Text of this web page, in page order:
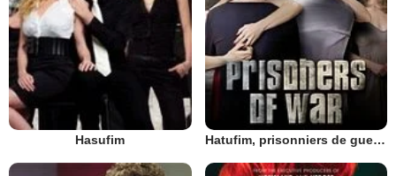
Hasufim Hatufim, prisonniers de guerre